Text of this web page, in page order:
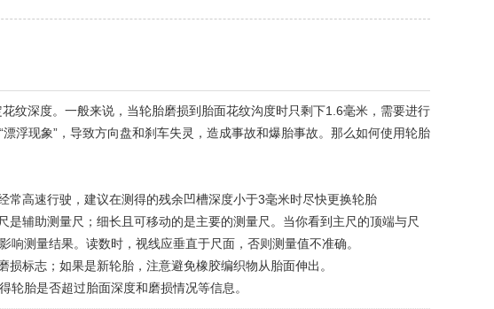
深度。一般来说，当轮胎磨损到胎面花纹沟度时只剩下1.6毫米，需要进行
浮现象”，导致方向盘和刹车失灵，造成事故和爆胎事故。那么如何使用轮胎
高速行驶，建议在测得的残余凹槽深度小于3毫米时尽快更换轮胎
辅助测量尺；细长且可移动的是主要的测量尺。当你看到主尺的顶端与尺
测量结果。读数时，视线应垂直于尺面，否则测量值不准确。
标志；如果是新轮胎，注意避免橡胶编织物从胎面伸出。
胎是否超过胎面深度和磨损情况等信息。